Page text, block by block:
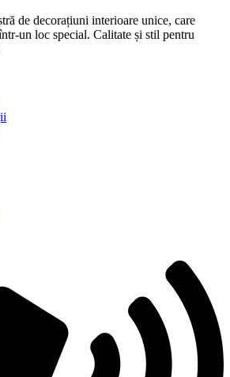
de decorațiuni interioare unice, care
un loc special. Calitate și stil pentru